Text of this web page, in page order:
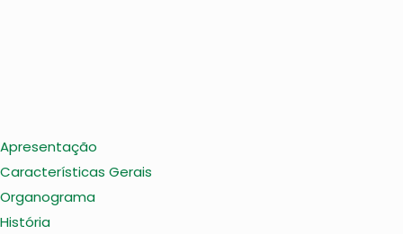
Apresentação
Características Gerais
Organograma
História